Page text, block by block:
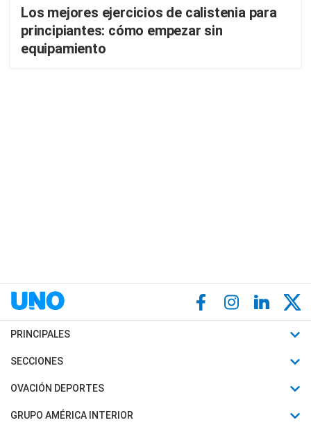
Los mejores ejercicios de calistenia para
principiantes: cómo empezar sin
equipamiento
PRINCIPALES
Últimas Noticias
Política
SECCIONES
Horóscopo
Motores
OVACIÓN DEPORTES
Fútbol
GRUPO AMÉRICA INTERIOR